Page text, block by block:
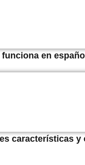
en
características